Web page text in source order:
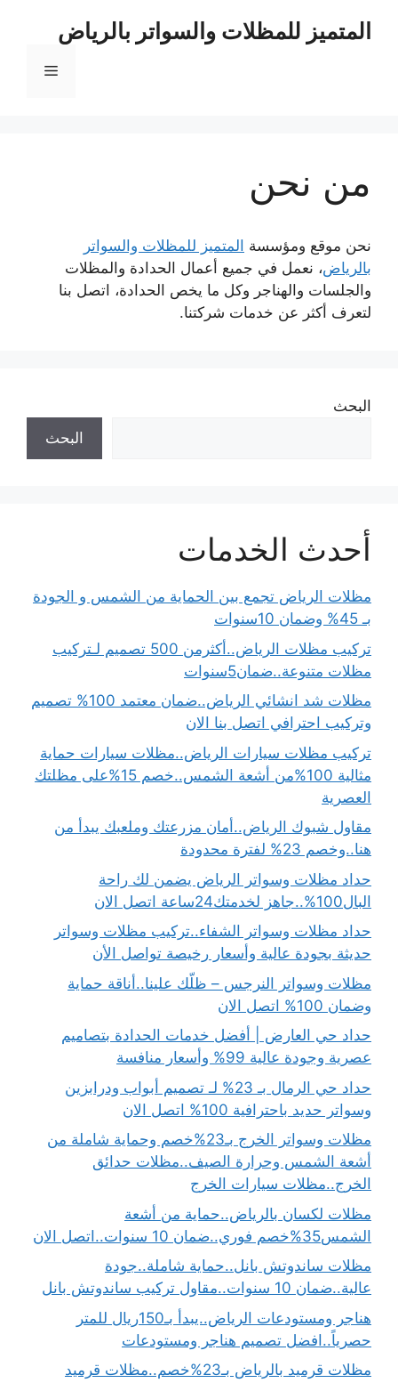
المتميز للمظلات والسواتر بالرياض
القائمة
من نحن
نحن موقع ومؤسسة المتميز للمظلات والسواتر
بالرياض، نعمل في جميع أعمال الحدادة والمظلات
والجلسات والهناجر وكل ما يخص الحدادة، اتصل بنا
لتعرف أكثر عن خدمات شركتنا.
البحث
البحث
أحدث الخدمات
مظلات الرياض تجمع بين الحماية من الشمس و الجودة
بـ 45% وضمان 10سنوات
تركيب مظلات الرياض..أكثرمن 500 تصميم لـتركيب
مظلات متنوعة..ضمان5سنوات
مظلات شد انشائي الرياض..ضمان معتمد 100% تصميم
وتركيب احترافي اتصل بنا الان
تركيب مظلات سيارات الرياض..مظلات سيارات حماية
مثالية 100%من أشعة الشمس..خصم 15%على مظلتك
العصرية
مقاول شبوك الرياض..أمان مزرعتك وملعبك يبدأ من
هنا..وخصم 23% لفترة محدودة
حداد مظلات وسواتر الرياض يضمن لك راحة
البال100%..جاهز لخدمتك24ساعة اتصل الان
حداد مظلات وسواتر الشفاء..تركيب مظلات وسواتر
حديثة بجودة عالية وأسعار رخيصة تواصل الأن
مظلات وسواتر النرجس – ظلّك علينا..أناقة حماية
وضمان 100% اتصل الان
حداد حي العارض | أفضل خدمات الحدادة بتصاميم
عصرية وجودة عالية 99% وأسعار منافسة
حداد حي الرمال بـ 23% لـ تصميم أبواب ودرابزين
وسواتر حديد باحترافية 100% اتصل الان
مظلات وسواتر الخرج بـ23%خصم وحماية شاملة من
أشعة الشمس وحرارة الصيف..مظلات حدائق
الخرج..مظلات سيارات الخرج
مظلات لكسان بالرياض..حماية من أشعة
الشمس35%خصم فوري..ضمان 10 سنوات..اتصل الان
مظلات ساندوتش بانل..حماية شاملة..جودة
عالية..ضمان 10 سنوات..مقاول تركيب ساندوتش بانل
هناجر ومستودعات الرياض..يبدأ بـ150ريال للمتر
حصرياً..افضل تصميم هناجر ومستودعات
مظلات قرميد بالرياض بـ23%خصم..مظلات قرميد